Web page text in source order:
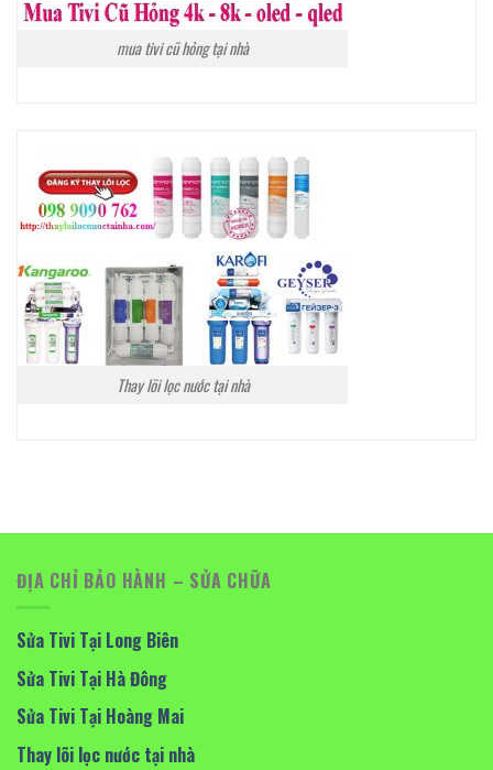
mua tivi cũ hỏng tại nhà
Thay lõi lọc nước tại nhà
ĐỊA CHỈ BẢO HÀNH – SỬA CHỮA
Sửa Tivi Tại Long Biên
Sửa Tivi Tại Hà Đông
Sửa Tivi Tại Hoàng Mai
Thay lõi lọc nước tại nhà